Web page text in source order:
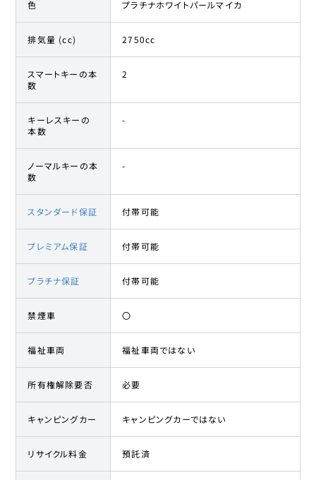
色 プラチナホワイトパールマイカ
排気量 (cc) 2750cc
スマートキーの本
数
2
キーレスキーの
本数
-
ノーマルキーの本
数
-
スタンダード保証 付帯可能
プレミアム保証 付帯可能
プラチナ保証 付帯可能
禁煙車 〇
福祉車両 福祉車両ではない
所有権解除要否 必要
キャンピングカー キャンピングカーではない
リサイクル料金 預託済